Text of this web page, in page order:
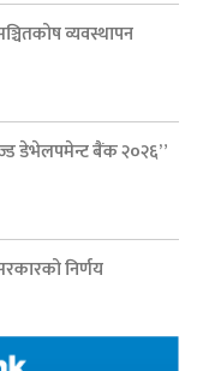
व्यवस्थापन
डेभेलपमेन्ट बैंक २०२६”
निर्णय